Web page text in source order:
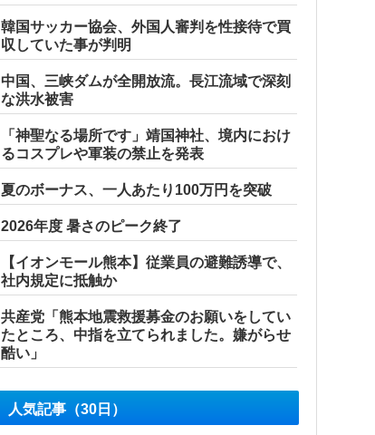
韓国サッカー協会、外国人審判を性接待で買
収していた事が判明
中国、三峡ダムが全開放流。長江流域で深刻
な洪水被害
「神聖なる場所です」靖国神社、境内におけ
るコスプレや軍装の禁止を発表
夏のボーナス、一人あたり100万円を突破
2026年度 暑さのピーク終了
【イオンモール熊本】従業員の避難誘導で、
社内規定に抵触か
共産党「熊本地震救援募金のお願いをしてい
たところ、中指を立てられました。嫌がらせ
酷い」
人気記事（30日）